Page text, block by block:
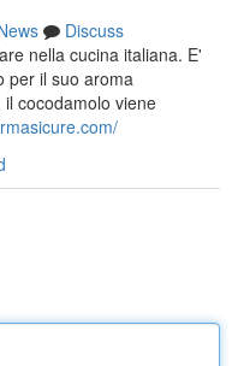
Discuss
nella cucina italiana. E'
per il suo aroma
cocodamolo viene